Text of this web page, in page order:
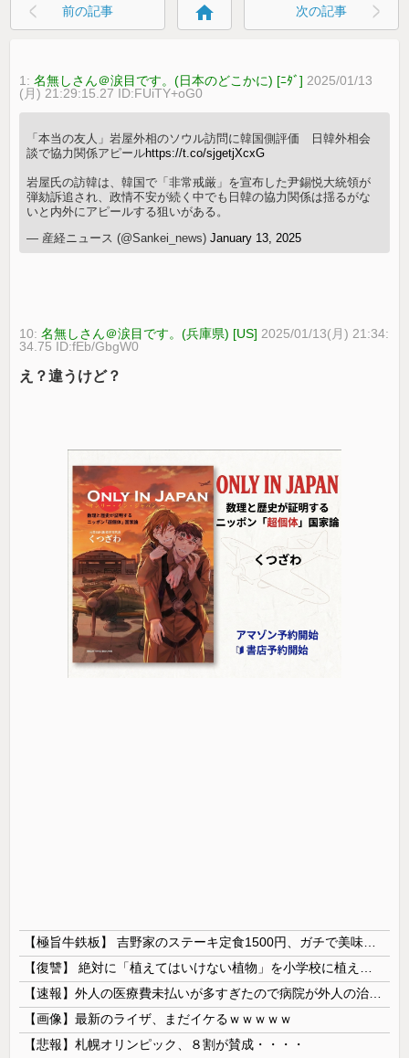
前の記事 home 次の記事
1:名無しさん＠涙目です。(日本のどこかに) [ﾆﾀﾞ] 2025/01/13
(月) 21:29:15.27 ID:FUiTY+oG0
「本当の友人」岩屋外相のソウル訪問に韓国側評価 日韓外相会
談で協力関係アピールhttps://t.co/sjgetjXcxG
岩屋氏の訪韓は、韓国で「非常戒厳」を宣布した尹錫悦大統領が
弾劾訴追され、政情不安が続く中でも日韓の協力関係は揺るがな
いと内外にアピールする狙いがある。
— 産経ニュース (@Sankei_news)January 13, 2025
10:名無しさん＠涙目です。(兵庫県) [US] 2025/01/13(月) 21:34:
34.75 ID:fEb/GbgW0
え？違うけど？
【画像】最新のライザ、まだイケるｗｗｗｗｗ
【悲報】札幌オリンピック、８割が賛成・・・・